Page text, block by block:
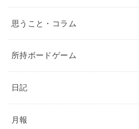
思うこと・コラム
所持ボードゲーム
日記
月報